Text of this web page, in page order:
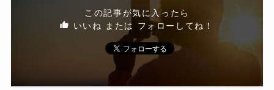
この記事が気に入ったら
いいね または フォローしてね！